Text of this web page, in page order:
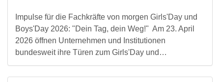
Impulse für die Fachkräfte von morgen Girls'Day und
Boys'Day 2026: "Dein Tag, dein Weg!" Am 23. April
2026 öffnen Unternehmen und Institutionen
bundesweit ihre Türen zum Girls'Day und…